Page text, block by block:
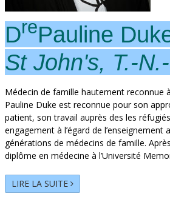
DrePauline
St John's, T.-
Médecin de famille hautement reconnue
Pauline Duke est reconnue pour son
patient, son travail auprès des les
engagement à l’égard de l’enseignement
générations de médecins de famille.
diplôme en médecine à l’Université
LIRE LA SUITE